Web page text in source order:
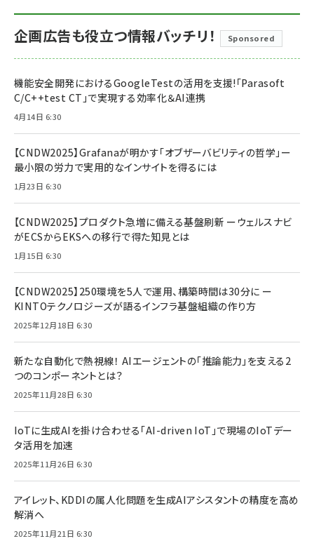
企画広告も役立つ情報バッチリ！ Sponsored
機能安全開発におけるGoogleTestの活用を支援!「Parasoft
C/C++test CT」で実現する効率化＆AI連携
4月14日 6:30
【CNDW2025】Grafanaが明かす「オブザーバビリティの哲学」ー
最小限の労力で実用的なインサイトを得るには
1月23日 6:30
【CNDW2025】プロダクト急増に備える基盤刷新 ーウェルスナビ
がECSからEKSへの移行で得た知見とは
1月15日 6:30
【CNDW2025】250環境を5人で運用、構築時間は30分に ー
KINTOテクノロジーズが語るインフラ基盤組織の作り方
2025年12月18日 6:30
新たな自動化で熱視線！ AIエージェントの「推論能力」を支える2
つのコンポーネントとは？
2025年11月28日 6:30
IoTに生成AIを掛け合わせる「AI-driven IoT」で現場のIoTデー
タ活用を加速
2025年11月26日 6:30
アイレット、KDDIの属人化問題を生成AIアシスタントの精度を高め
解消へ
2025年11月21日 6:30